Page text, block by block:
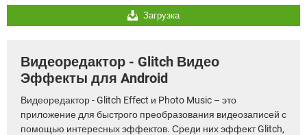
Загрузка
Видеоредактор - Glitch Видео
Эффекты для Android
Видеоредактор - Glitch Effect и Photo Music – это
приложение для быстрого преобразования видеозаписей с
помощью интересных эффектов. Среди них эффект Glitch,